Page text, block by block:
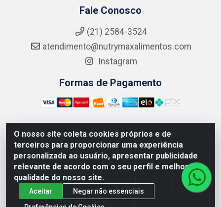
O nosso site coleta cookies próprios e de
terceiros para proporcionar uma experiência
personalizada ao usuário, apresentar publicidade
relevante de acordo com o seu perfil e melhorar a
qualidade do nosso site.
Aceitar
Negar não essenciais
Fale Conosco
(21) 2584-3524
atendimento@nutrymaxalimentos.com
Instagram
Formas de Pagamento
NUTRY MAX COMÉRCIO DE PRODUTOS ALIMENTICIOS
LTDA - RUA DO FEIJÃO, 721 PENHA CIRCULAR/RJ -
CNPJ: 15.796.122/0001-03